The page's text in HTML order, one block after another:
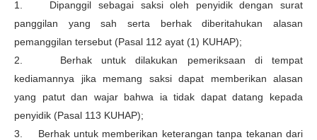
1. Dipanggil sebagai saksi oleh penyidik dengan surat
panggilan yang sah serta berhak diberitahukan alasan
pemanggilan tersebut (Pasal 112 ayat (1) KUHAP);
2. Berhak untuk dilakukan pemeriksaan di tempat
kediamannya jika memang saksi dapat memberikan alasan
yang patut dan wajar bahwa ia tidak dapat datang kepada
penyidik (Pasal 113 KUHAP);
3. Berhak untuk memberikan keterangan tanpa tekanan dari